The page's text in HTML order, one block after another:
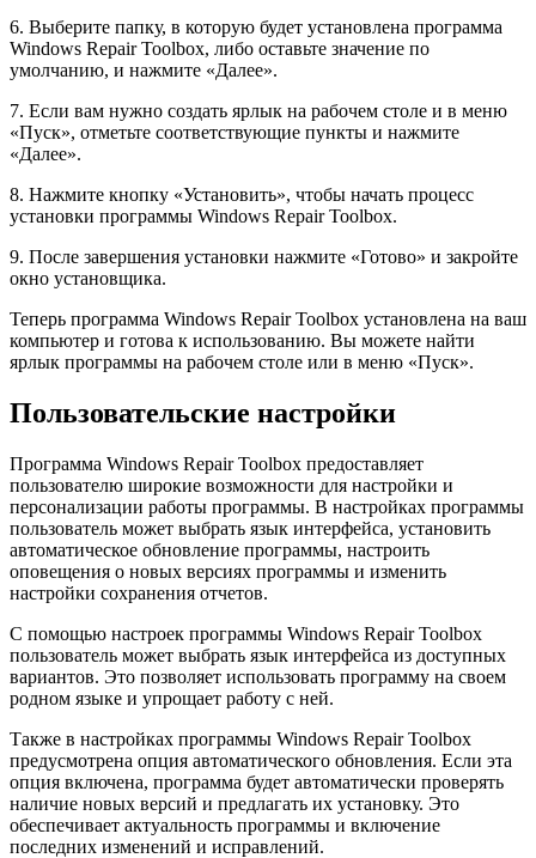
6. Выберите папку, в которую будет установлена программа
Windows Repair Toolbox, либо оставьте значение по
умолчанию, и нажмите «Далее».
7. Если вам нужно создать ярлык на рабочем столе и в меню
«Пуск», отметьте соответствующие пункты и нажмите
«Далее».
8. Нажмите кнопку «Установить», чтобы начать процесс
установки программы Windows Repair Toolbox.
9. После завершения установки нажмите «Готово» и закройте
окно установщика.
Теперь программа Windows Repair Toolbox установлена на ваш
компьютер и готова к использованию. Вы можете найти
ярлык программы на рабочем столе или в меню «Пуск».
Пользовательские настройки
Программа Windows Repair Toolbox предоставляет
пользователю широкие возможности для настройки и
персонализации работы программы. В настройках программы
пользователь может выбрать язык интерфейса, установить
автоматическое обновление программы, настроить
оповещения о новых версиях программы и изменить
настройки сохранения отчетов.
С помощью настроек программы Windows Repair Toolbox
пользователь может выбрать язык интерфейса из доступных
вариантов. Это позволяет использовать программу на своем
родном языке и упрощает работу с ней.
Также в настройках программы Windows Repair Toolbox
предусмотрена опция автоматического обновления. Если эта
опция включена, программа будет автоматически проверять
наличие новых версий и предлагать их установку. Это
обеспечивает актуальность программы и включение
последних изменений и исправлений.